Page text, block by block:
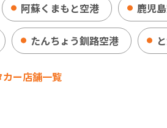
阿蘇くまもと空港 鹿児
たんちょう釧路空港
ー店舗一覧